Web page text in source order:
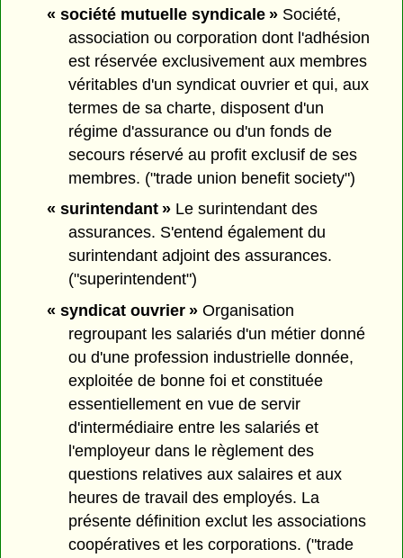
« société mutuelle syndicale »Société,
association ou corporation dont l'adhésion
est réservée exclusivement aux membres
véritables d'un syndicat ouvrier et qui, aux
termes de sa charte, disposent d'un
régime d'assurance ou d'un fonds de
secours réservé au profit exclusif de ses
membres. ("trade union benefit society")
« surintendant »Le surintendant des
assurances. S'entend également du
surintendant adjoint des assurances.
("superintendent")
« syndicat ouvrier »Organisation
regroupant les salariés d'un métier donné
ou d'une profession industrielle donnée,
exploitée de bonne foi et constituée
essentiellement en vue de servir
d'intermédiaire entre les salariés et
l'employeur dans le règlement des
questions relatives aux salaires et aux
heures de travail des employés. La
présente définition exclut les associations
coopératives et les corporations. ("trade